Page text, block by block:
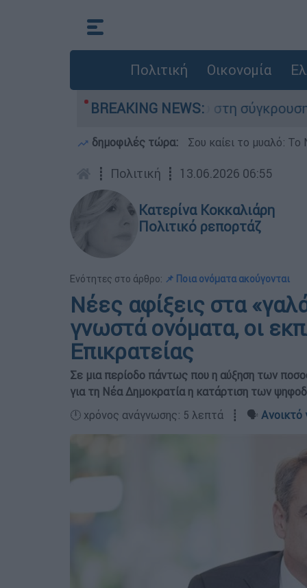
Πολιτική Οικονομία
BREAKING NEWS:
έχασε τη ζωή του στη σύγκρουση
δημοφιλές τώρα: Σου καίει το μυαλό:
┋ Πολιτική ┋ 13.06.2026 06:55
Κατερίνα Κοκκαλιάρη
Πολιτικό ρεπορτάζ
Ενότητες στο άρθρο: 📌 Ποια ονόματα ακούγονται
Νέες αφίξεις στα
γνωστά ονόματα, οι
Επικρατείας
Σε μια περίοδο πάντως που η αύξηση των
για τη Νέα Δημοκρατία η κατάρτιση των
🕛 χρόνος ανάγνωσης: 5 λεπτά ┋ 🗣️ Ανοικτό